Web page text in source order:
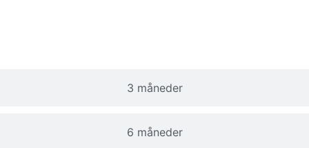
3 måneder
6 måneder